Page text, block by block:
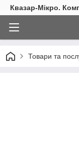
Квазар-Мікро.
Товари та